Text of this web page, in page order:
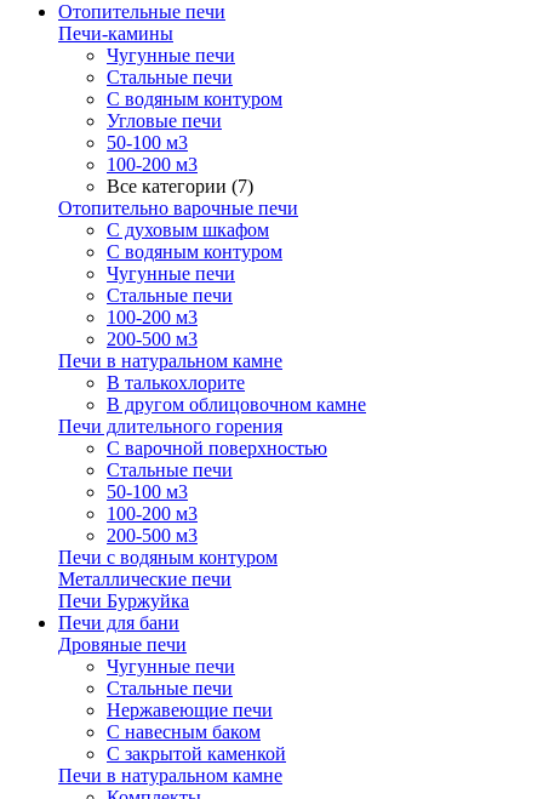
Отопительные печи
Печи-камины
Чугунные печи
Стальные печи
С водяным контуром
Угловые печи
50-100 м3
100-200 м3
Все категории (7)
Отопительно варочные печи
С духовым шкафом
С водяным контуром
Чугунные печи
Стальные печи
100-200 м3
200-500 м3
Печи в натуральном камне
В талькохлорите
В другом облицовочном камне
Печи длительного горения
С варочной поверхностью
Стальные печи
50-100 м3
100-200 м3
200-500 м3
Печи с водяным контуром
Металлические печи
Печи Буржуйка
Печи для бани
Дровяные печи
Чугунные печи
Стальные печи
Нержавеющие печи
С навесным баком
С закрытой каменкой
Печи в натуральном камне